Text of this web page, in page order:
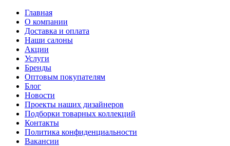
Главная
О компании
Доставка и оплата
Наши cалоны
Акции
Услуги
Бренды
Оптовым покупателям
Блог
Новости
Проекты наших дизайнеров
Подборки товарных коллекций
Контакты
Политика конфиденциальности
Вакансии